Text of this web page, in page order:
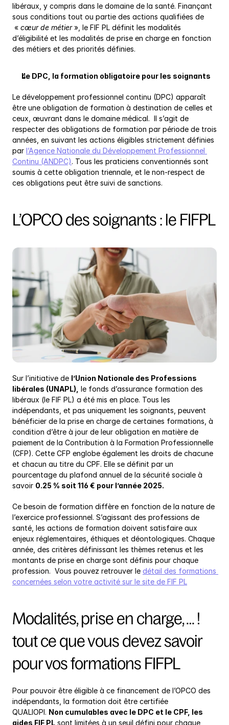
libéraux, y compris dans le domaine de la santé. Finançant
sous conditions tout ou partie des actions qualifiées de
« cœur de métier », le FIF PL définit les modalités
d’éligibilité et les modalités de prise en charge en fonction
des métiers et des priorités définies.
Le DPC, la formation obligatoire pour les soignants
Le développement professionnel continu (DPC) apparaît
être une obligation de formation à destination de celles et
ceux, œuvrant dans le domaine médical.  Il s’agit de
respecter des obligations de formation par période de trois
années, en suivant les actions éligibles strictement définies
par l’Agence Nationale du Développement Professionnel
Continu (ANDPC). Tous les praticiens conventionnés sont
soumis à cette obligation triennale, et le non-respect de
ces obligations peut être suivi de sanctions.
L’OPCO des soignants : le FIFPL
Sur l’initiative de l’Union Nationale des Professions
libérales (UNAPL), le fonds d’assurance formation des
libéraux (le FIF PL) a été mis en place. Tous les
indépendants, et pas uniquement les soignants, peuvent
bénéficier de la prise en charge de certaines formations, à
condition d’être à jour de leur obligation en matière de
paiement de la Contribution à la Formation Professionnelle
(CFP). Cette CFP englobe également les droits de chacune
et chacun au titre du CPF. Elle se définit par un
pourcentage du plafond annuel de la sécurité sociale à
savoir 0.25 % soit 116 € pour l’année 2025.
Ce besoin de formation diffère en fonction de la nature de
l’exercice professionnel. S’agissant des professions de
santé, les actions de formation doivent satisfaire aux
enjeux réglementaires, éthiques et déontologiques. Chaque
année, des critères définissant les thèmes retenus et les
montants de prise en charge sont définis pour chaque
profession.  Vous pouvez retrouver le détail des formations
concernées selon votre activité sur le site de FIF PL
Modalités, prise en charge, … !
tout ce que vous devez savoir
pour vos formations FIFPL
Pour pouvoir être éligible à ce financement de l’OPCO des
indépendants, la formation doit être certifiée
QUALIOPI. Non cumulables avec le DPC et le CPF, les
aides FIF PL sont limitées à un seuil défini pour chaque